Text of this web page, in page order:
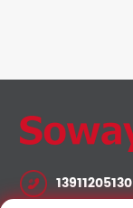
13911205130